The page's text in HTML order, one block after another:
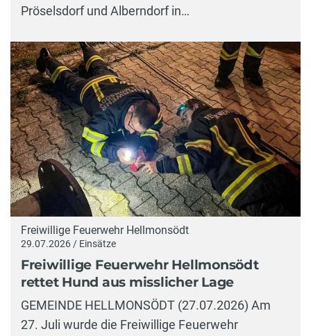
Pröselsdorf und Alberndorf in…
Freiwillige Feuerwehr Hellmonsödt
29.07.2026 / Einsätze
Freiwillige Feuerwehr Hellmonsödt
rettet Hund aus misslicher Lage
GEMEINDE HELLMONSÖDT (27.07.2026) Am
27. Juli wurde die Freiwillige Feuerwehr